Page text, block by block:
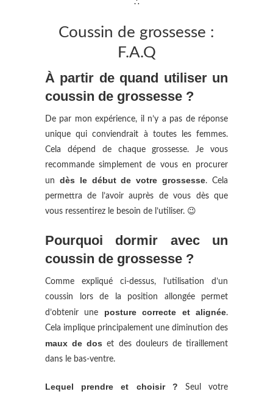
∴
Coussin de grossesse :
F.A.Q
À partir de quand utiliser un
coussin de grossesse ?
De par mon expérience, il n’y a pas de réponse
unique qui conviendrait à toutes les femmes.
Cela dépend de chaque grossesse. Je vous
recommande simplement de vous en procurer
un dès le début de votre grossesse. Cela
permettra de l’avoir auprès de vous dès que
vous ressentirez le besoin de l’utiliser. 😉
Pourquoi dormir avec un
coussin de grossesse ?
Comme expliqué ci-dessus, l’utilisation d’un
coussin lors de la position allongée permet
d’obtenir une posture correcte et alignée.
Cela implique principalement une diminution des
maux de dos et des douleurs de tiraillement
dans le bas-ventre.
Lequel prendre et choisir ? Seul votre